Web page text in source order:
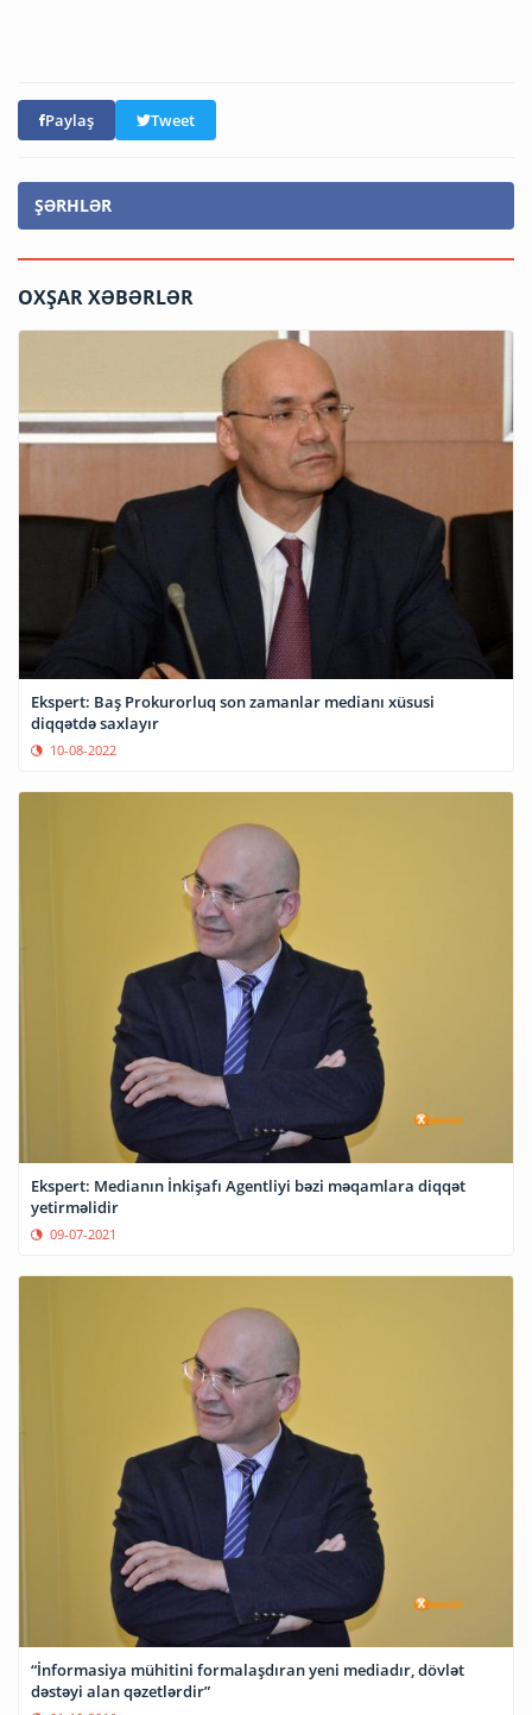
Paylaş Tweet
ŞƏRHLƏR
OXŞAR XƏBƏRLƏR
Ekspert: Baş Prokurorluq son zamanlar medianı xüsusi
diqqətdə saxlayır
10-08-2022
Ekspert: Medianın İnkişafı Agentliyi bəzi məqamlara diqqət
yetirməlidir
09-07-2021
“İnformasiya mühitini formalaşdıran yeni mediadır, dövlət
dəstəyi alan qəzetlərdir”